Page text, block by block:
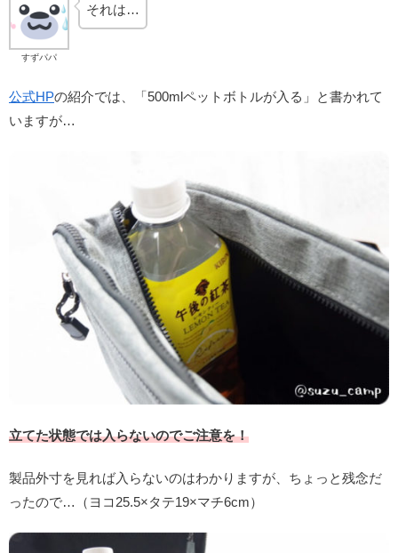
すずパパ
それは…
公式HPの紹介では、「500mlペットボトルが入る」と書かれて
いますが…
立てた状態では入らないのでご注意を！
製品外寸を見れば入らないのはわかりますが、ちょっと残念だ
ったので…（ヨコ25.5×タテ19×マチ6cm）